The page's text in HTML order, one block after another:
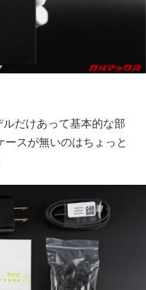
だけあって基本的な部
スが無いのはちょっと